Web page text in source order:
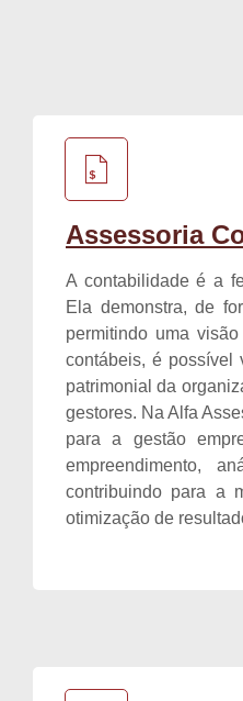
Assessoria
A contabilidade é a
Ela demonstra, de
permitindo uma
contábeis, é possível
patrimonial da
gestores. Na Alfa
para a gestão
empreendimento,
contribuindo para a
otimização de